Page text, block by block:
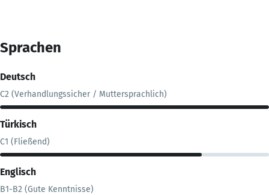
Sprachen
Deutsch
C2 (Verhandlungssicher / Muttersprachlich)
Türkisch
C1 (Fließend)
Englisch
B1-B2 (Gute Kenntnisse)